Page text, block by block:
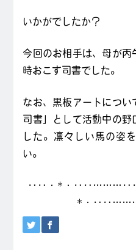
いかがでしたか？
今回のお相手は、母が丙
時おこす司書でした。
なお、黒板アートについ
司書」として活動中の野
した。凛々しい馬の姿
い。
‥‥・*・
*・